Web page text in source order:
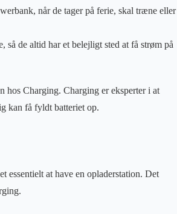
når de tager på ferie, skal træne eller
så de altid har et belejligt sted at få strøm på
Charging. Charging er eksperter i at
kan få fyldt batteriet op.
essentielt at have en opladerstation. Det